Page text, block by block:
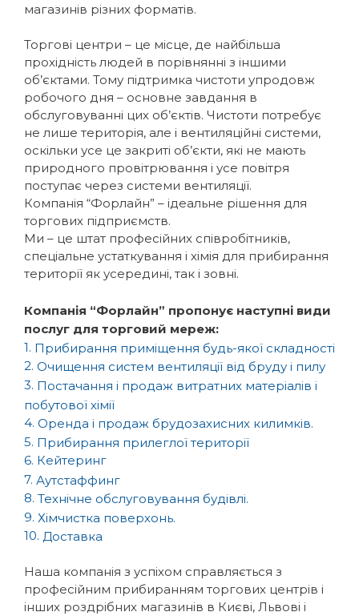
магазинів різних форматів.
Торгові центри – це місце, де найбільша
прохідність людей в порівнянні з іншими
об’єктами. Тому підтримка чистоти упродовж
робочого дня – основне завдання в
обслуговуванні цих об’єктів. Чистоти потребує
не лише територія, але і вентиляційні системи,
оскільки усе це закриті об’єкти, які не мають
природного провітрювання і усе повітря
поступає через системи вентиляції.
Компанія “Форлайн” – ідеальне рішення для
торгових підприємств.
Ми – це штат професійних співробітників,
спеціальне устаткування і хімія для прибирання
території як усередині, так і зовні.
Компанія “Форлайн” пропонує наступні види
послуг для торговий мереж:
1. Прибирання приміщення будь-якої складності
2. Очищення систем вентиляції від бруду і пилу
3. Постачання і продаж витратних матеріалів і
побутової хімії
4. Оренда і продаж брудозахисних килимків.
5. Прибирання прилеглої території
6. Кейтеринг
7. Аутстаффинг
8. Технічне обслуговування будівлі.
9. Хімчистка поверхонь.
10. Доставка
Наша компанія з успіхом справляється з
професійним прибиранням торгових центрів і
інших роздрібних магазинів в Києві, Львові і